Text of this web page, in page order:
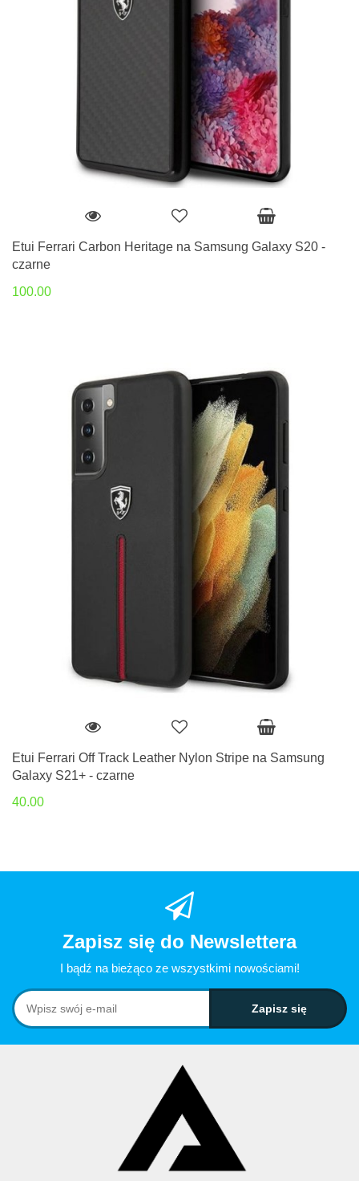
Etui Ferrari Carbon Heritage na Samsung Galaxy S20 -
czarne
100.00
Etui Ferrari Off Track Leather Nylon Stripe na Samsung
Galaxy S21+ - czarne
40.00
Zapisz się do Newslettera
I bądź na bieżąco ze wszystkimi nowościami!